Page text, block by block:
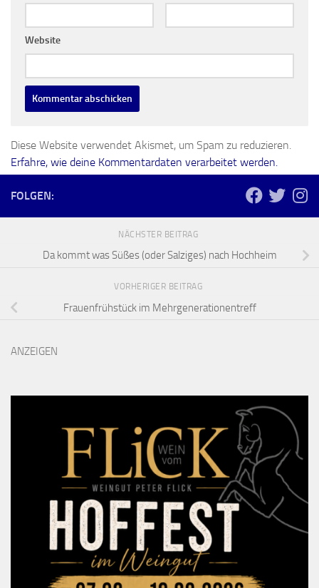
Website
Diese Website verwendet Akismet, um Spam zu reduzieren.
Erfahre, wie deine Kommentardaten verarbeitet werden.
FOLGEN:
NÄCHSTER BEITRAG
Da kommt was Süßes (oder Salziges) nach Hochheim
VORHERIGER BEITRAG
Frauenfrühstück im Mehrgenerationentreff
ANZEIGEN